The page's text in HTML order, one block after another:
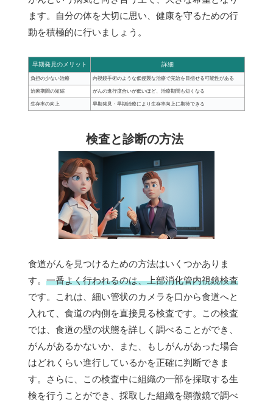
ます。自分の体を大切に思い、健康を守るための行
動を積極的に行いましょう。
早期発見のメリット 詳細
負担の少ない治療 内視鏡手術のような低侵襲な治療で完治を目指せる可能性がある
治療期間の短縮 がんの進行度合いが低いほど、治療期間も短くなる
生存率の向上 早期発見・早期治療により生存率向上に期待できる
検査と診断の方法
食道がんを見つけるための方法はいくつかありま
す。 一番よく行われるのは、上部消化管内視鏡検査
です。これは、細い管状のカメラを口から食道へと
入れて、食道の内側を直接見る検査です。この検査
では、食道の壁の状態を詳しく調べることができ、
がんがあるかないか、また、もしがんがあった場合
はどれくらい進行しているかを正確に判断できま
す。さらに、この検査中に組織の一部を採取する生
検を行うことができ、採取した組織を顕微鏡で調べ